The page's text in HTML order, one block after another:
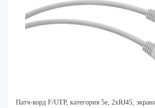
Патч-корд F/UTP, категория 5е, 2xRJ45,